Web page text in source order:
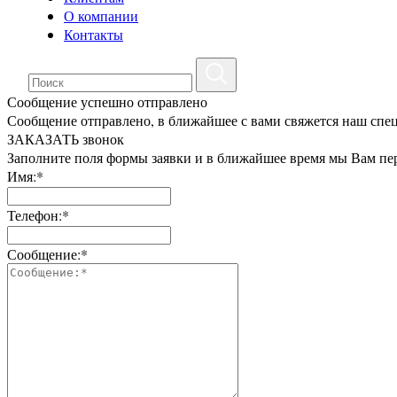
О компании
Контакты
Сообщение успешно отправлено
Сообщение отправлено, в ближайшее с вами свяжется наш
ЗАКАЗАТЬ звонок
Заполните поля формы заявки и в ближайшее время мы Вам
Имя:*
Телефон:*
Сообщение:*